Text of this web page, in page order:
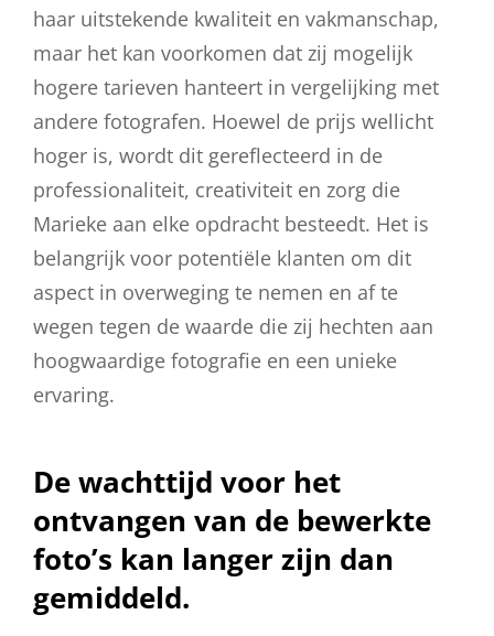
haar uitstekende kwaliteit en vakmanschap,
maar het kan voorkomen dat zij mogelijk
hogere tarieven hanteert in vergelijking met
andere fotografen. Hoewel de prijs wellicht
hoger is, wordt dit gereflecteerd in de
professionaliteit, creativiteit en zorg die
Marieke aan elke opdracht besteedt. Het is
belangrijk voor potentiële klanten om dit
aspect in overweging te nemen en af te
wegen tegen de waarde die zij hechten aan
hoogwaardige fotografie en een unieke
ervaring.
De wachttijd voor het
ontvangen van de bewerkte
foto’s kan langer zijn dan
gemiddeld.